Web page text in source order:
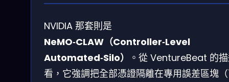
NVIDIA 那套則是
NeMO‑CLAW（Controller‑Level
Automated‑Silo）
。從 VentureBeat 的
看，它強調把全部憑證隔離在專用誤差區塊